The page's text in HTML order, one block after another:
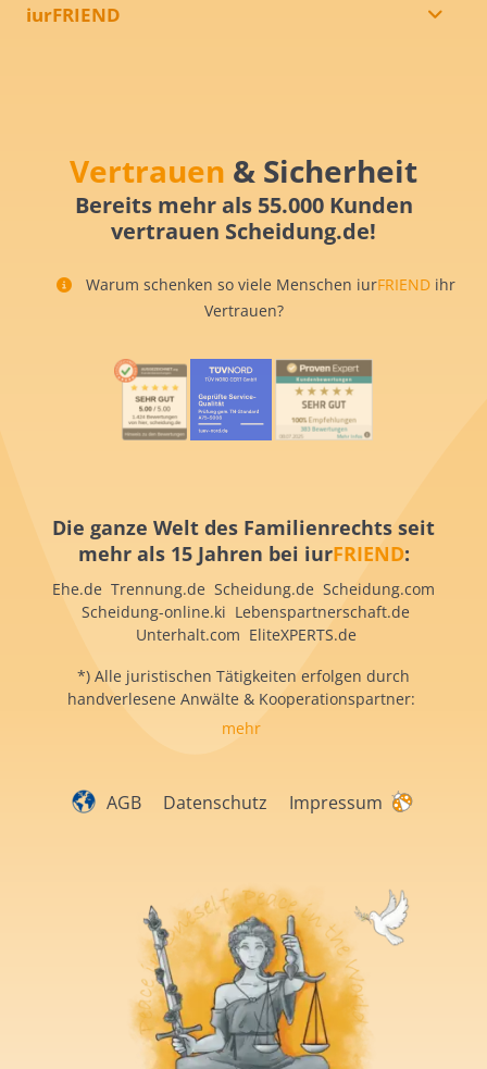
iurFRIEND
Vertrauen & Sicherheit
Bereits mehr als 55.000 Kunden
vertrauen Scheidung.de!
Warum schenken so viele Menschen iurFRIEND ihr
Vertrauen?
Die ganze Welt des Familienrechts seit
mehr als 15 Jahren bei iurFRIEND:
Ehe.de Trennung.de Scheidung.de Scheidung.com
Scheidung-online.ki Lebenspartnerschaft.de
Unterhalt.com EliteXPERTS.de
*) Alle juristischen Tätigkeiten erfolgen durch
handverlesene Anwälte & Kooperationspartner:
mehr
AGB Datenschutz Impressum